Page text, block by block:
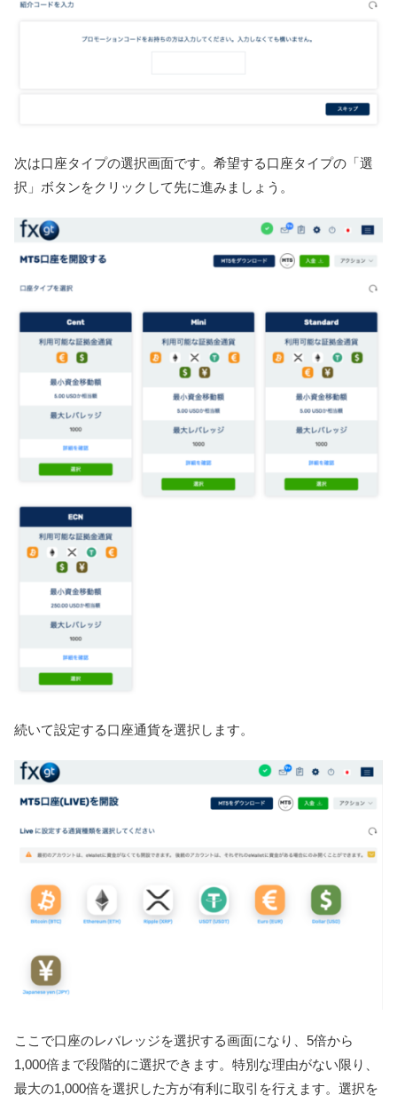
次は口座タイプの選択画面です。希望する口座タイプの「選
択」ボタンをクリックして先に進みましょう。
続いて設定する口座通貨を選択します。
ここで口座のレバレッジを選択する画面になり、5倍から
1,000倍まで段階的に選択できます。特別な理由がない限り、
最大の1,000倍を選択した方が有利に取引を行えます。選択を